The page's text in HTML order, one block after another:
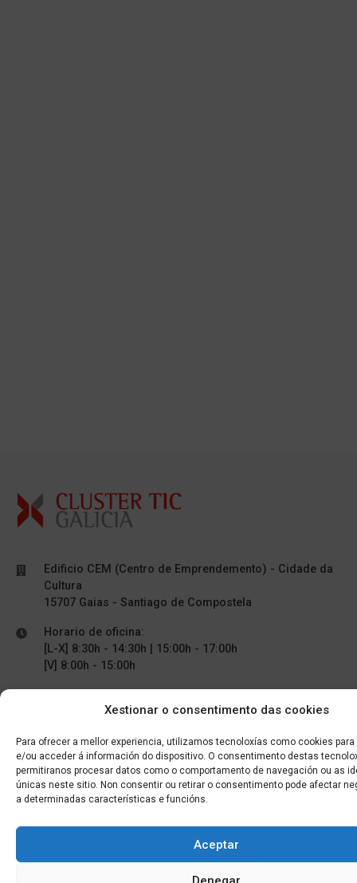
Xestionar o consentimento das cookies
Para ofrecer a mellor experiencia, utilizamos tecnoloxías como cookies
e/ou acceder á información do dispositivo. O consentimento destas
permitiranos procesar datos como o comportamento de navegación ou as
únicas neste sitio. Non consentir ou retirar o consentimento pode afectar
a determinadas características e funcións.
Aceptar
Edificio CEM (Centro de Emprendemento) - Cidade da
Cultura
15707 Gaias - Santiago de Compostela
Horario de oficina:
[L-X] 8:30h - 14:30h | 15:00h - 17:00h
[V] 8:00h - 15:00h
+34 881 939 651
info@clusterticgalicia.com